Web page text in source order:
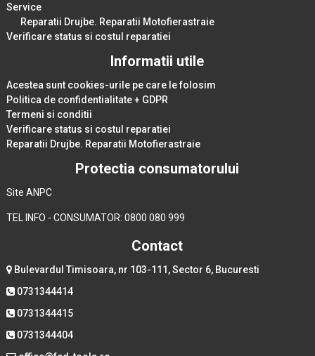
Service
Reparatii Drujbe. Reparatii Motofierastraie
Verificare status si costul reparatiei
Informatii utile
Acestea sunt cookies-urile pe care le folosim
Politica de confidentialitate + GDPR
Termeni si conditii
Verificare status si costul reparatiei
Reparatii Drujbe. Reparatii Motofierastraie
Protectia consumatorului
Site ANPC
TEL INFO - CONSUMATOR: 0800 080 999
Contact
Bulevardul Timisoara, nr 103-111, Sector 6, Bucuresti
0731344414
0731344415
0731344404